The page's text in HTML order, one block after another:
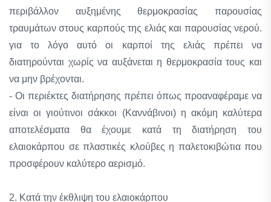
περιβάλλον αυξημένης θερμοκρασίας παρουσίας
τραυμάτων στους καρπούς της ελιάς και παρουσίας νερού.
για το λόγο αυτό οι καρποί της ελιάς πρέπει να
διατηρούνται χωρίς να αυξάνεται η θερμοκρασία τους και
να μην βρέχονται.
- Οι περιέκτες διατήρησης πρέπει όπως προαναφέραμε να
είναι οι γιούτινοι σάκκοι (Καννάβινοι) η ακόμη καλύτερα
αποτελέσματα θα έχουμε κατά τη διατήρηση του
ελαιοκάρπου σε πλαστικές κλούβες η παλετοκιβώτια που
προσφέρουν καλύτερο αερισμό.
2. Κατά την έκθλιψη του ελαιοκάρπου